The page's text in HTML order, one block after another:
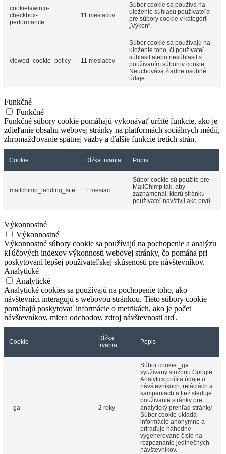
cookielawinfo-
checkbox-
performance
11 mesiacov
Súbor cookie sa používa na
uloženie súhlasu používateľa
pre súbory cookie v kategórii
„Výkon“.
viewed_cookie_policy 11 mesiacov
Súbor cookie sa používajú na
uloženie toho, či používateľ
súhlasil alebo nesúhlasil s
používaním súborov cookie.
Neuchováva žiadne osobné
údaje.
Funkčné
Funkčné
Funkčné súbory cookie pomáhajú vykonávať určité funkcie, ako je
zdieľanie obsahu webovej stránky na platformách sociálnych médií,
zhromažďovanie spätnej väzby a ďalšie funkcie tretích strán.
Cookie Dĺžka trvania Popis
mailchimp_landing_site 1 mesiac
Súbor cookie sú použité pre
MailChimp tak, aby
zaznamenal, ktorú stránku
používateľ navštívil ako prvú.
Výkonnostné
Výkonnostné
Výkonnostné súbory cookie sa používajú na pochopenie a analýzu
kľúčových indexov výkonnosti webovej stránky, čo pomáha pri
poskytovaní lepšej používateľskej skúsenosti pre návštevníkov.
Analytické
Analytické
Analytické cookies sa používajú na pochopenie toho, ako
návštevníci interagujú s webovou stránkou. Tieto súbory cookie
pomáhajú poskytovať informácie o metrikách, ako je počet
návštevníkov, miera odchodov, zdroj návštevnosti atď.
Cookie
Dĺžka
trvania
Popis
_ga 2 roky
Súbor cookie _ga
využívaný službou Google
Analytics počíta údaje o
návštevníkoch, reláciách a
kampaniach a tiež sleduje
používanie stránky pre
analytický prehľad stránky.
Súbor cookie ukladá
informácie anonymne a
priraďuje náhodne
vygenerované číslo na
rozpoznanie jedinečných
návštevníkov.